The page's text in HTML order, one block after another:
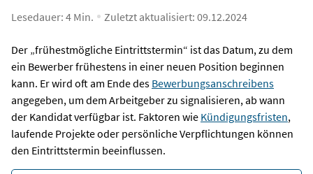
Lesedauer: 4 Min. Zuletzt aktualisiert: 09.12.2024
Der „frühestmögliche Eintrittstermin“ ist das Datum, zu dem
ein Bewerber frühestens in einer neuen Position beginnen
kann. Er wird oft am Ende des Bewerbungsanschreibens
angegeben, um dem Arbeitgeber zu signalisieren, ab wann
der Kandidat verfügbar ist. Faktoren wie Kündigungsfristen,
laufende Projekte oder persönliche Verpflichtungen können
den Eintrittstermin beeinflussen.